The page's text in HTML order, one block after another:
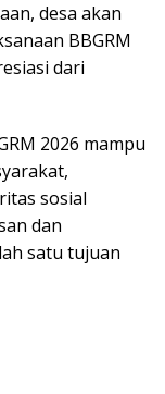
desa akan
BBGRM
dari
2026 mampu
sosial
dan
satu tujuan